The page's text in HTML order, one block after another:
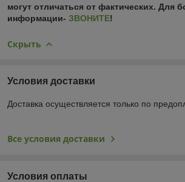
могут отличаться от фактических. Для
информации- ЗВОНИТЕ!
Скрыть
Условия доставки
Доставка осуществляется только по
Все условия доставки
Условия оплаты